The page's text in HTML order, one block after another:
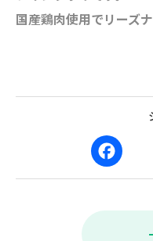
国産鶏肉使用でリーズ
a
e